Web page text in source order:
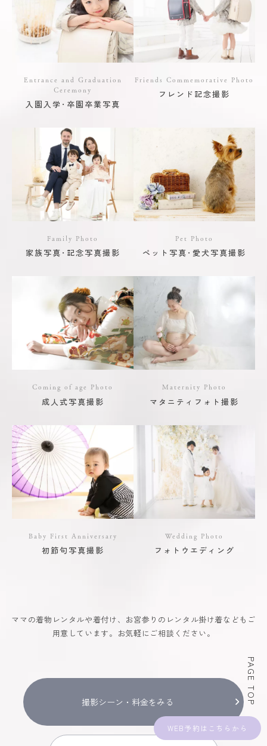
WEB予約
Entrance and Graduation
Ceremony
入園入学･卒園卒業写真
Friends Commemorative Photo
フレンド記念撮影
Family Photo
家族写真･記念写真撮影
Pet Photo
ペット写真･愛犬写真撮影
Coming of age Photo
成人式写真撮影
Maternity Photo
マタニティフォト撮影
Baby First Anniversary
初節句写真撮影
Wedding Photo
フォトウエディング
ママの着物レンタルや着付け、お宮参りのレンタル掛け着などもご
用意しています。お気軽にご相談ください。
撮影シーン・料金をみる PAGE TOP